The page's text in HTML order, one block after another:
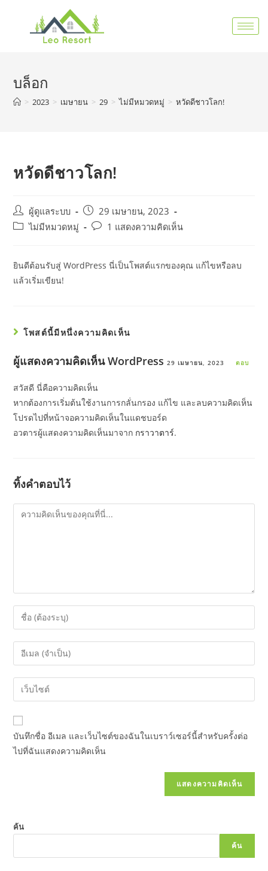
บล็อก
> 2023 > เมษายน > 29 > ไม่มีหมวดหมู่ > หวัดดีชาวโลก!
หวัดดีชาวโลก!
ผู้ดูแลระบบ
29 เมษายน, 2023
ไม่มีหมวดหมู่
1 แสดงความคิดเห็น
ยินดีต้อนรับสู่ WordPress นี่เป็นโพสต์แรกของคุณ แก้ไขหรือลบ
แล้วเริ่มเขียน!
โพสต์นี้มีหนึ่งความคิดเห็น
ผู้แสดงความคิดเห็น WordPress 29 เมษายน, 2023 ตอบ
สวัสดี นี่คือความคิดเห็น
หากต้องการเริ่มต้นใช้งานการกลั่นกรอง แก้ไข และลบความคิดเห็น
โปรดไปที่หน้าจอความคิดเห็นในแดชบอร์ด
อวตารผู้แสดงความคิดเห็นมาจาก กราวาตาร์.
ทิ้งคำตอบไว้
บันทึกชื่อ อีเมล และเว็บไซต์ของฉันในเบราว์เซอร์นี้สําหรับครั้งต่อ
ไปที่ฉันแสดงความคิดเห็น
ค้น
ค้น